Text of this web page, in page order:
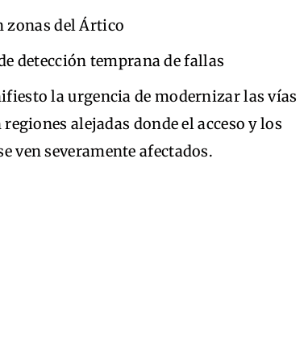
zonas del Ártico
detección temprana de fallas
la urgencia de modernizar las vías
alejadas donde el acceso y los
ven severamente afectados.